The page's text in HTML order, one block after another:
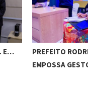
E…
PREFEITO
EMPOSSA